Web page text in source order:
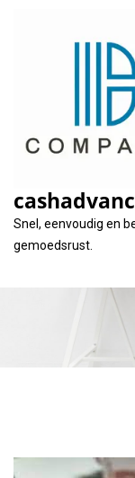
Snel, eenvoudig en
gemoedsrust.
van